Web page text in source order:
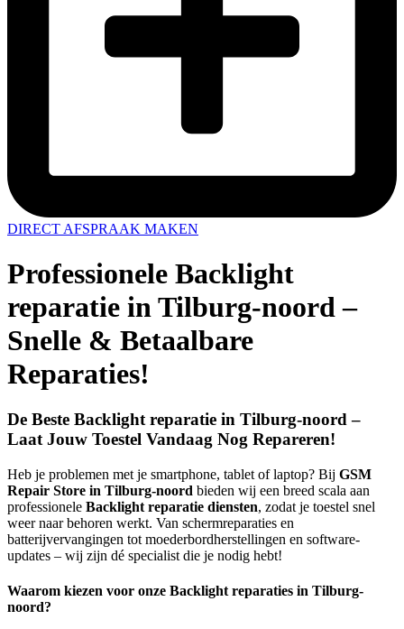
DIRECT AFSPRAAK MAKEN
Professionele Backlight
reparatie in Tilburg-noord –
Snelle & Betaalbare
Reparaties!
De Beste Backlight reparatie in Tilburg-noord –
Laat Jouw Toestel Vandaag Nog Repareren!
Heb je problemen met je smartphone, tablet of laptop? Bij GSM
Repair Store in Tilburg-noord bieden wij een breed scala aan
professionele Backlight reparatie diensten, zodat je toestel snel
weer naar behoren werkt. Van schermreparaties en
batterijvervangingen tot moederbordherstellingen en software-
updates – wij zijn dé specialist die je nodig hebt!
Waarom kiezen voor onze Backlight reparaties in Tilburg-
noord?